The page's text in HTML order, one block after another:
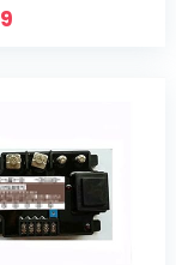
voor